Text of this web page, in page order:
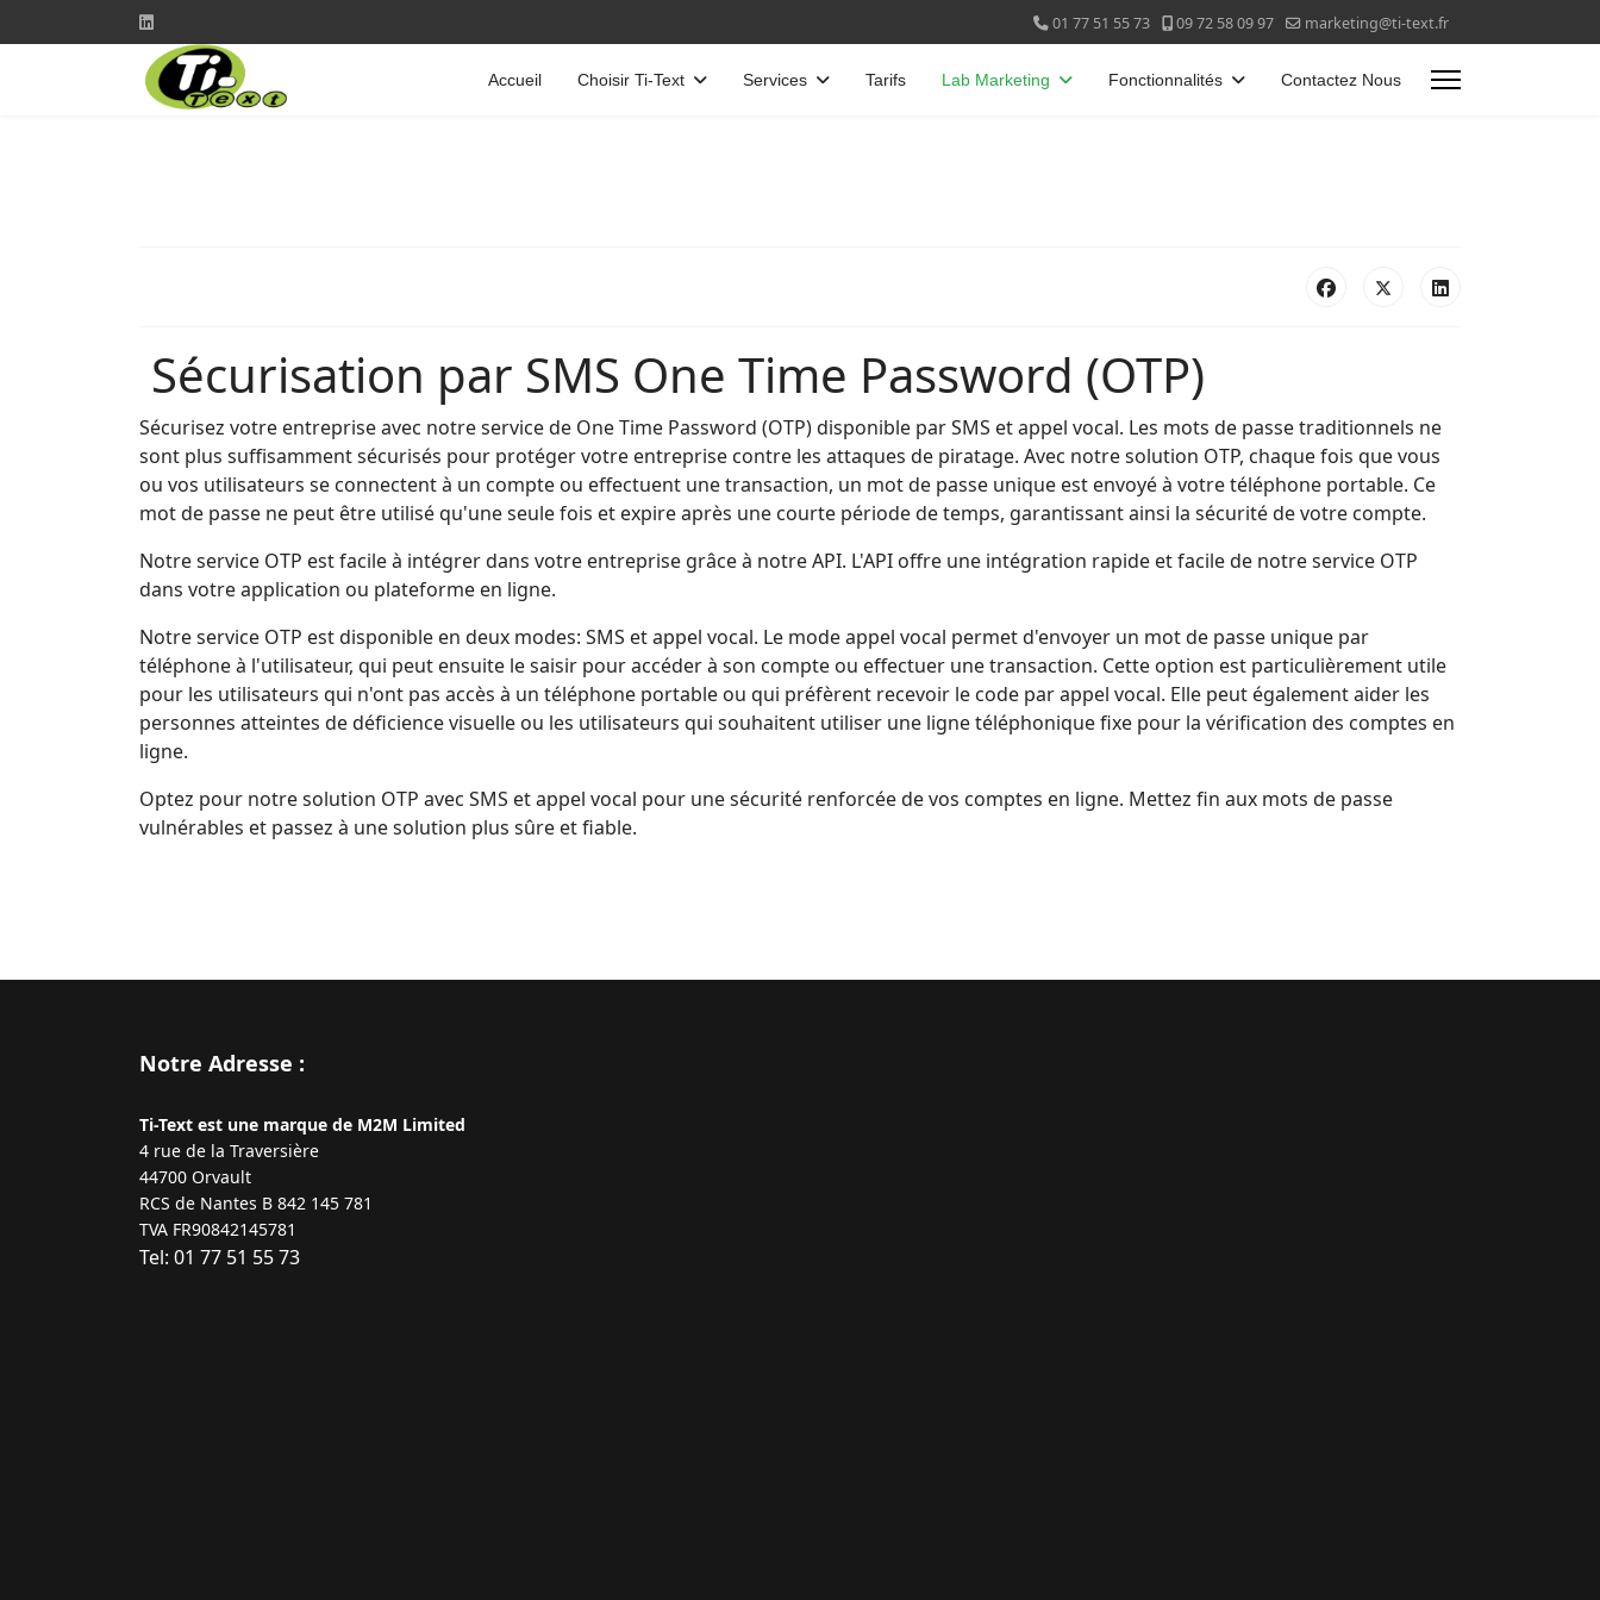
01 77 51 55 73 09 72 58 09 97 marketing@ti-text.fr
Accueil Choisir Ti-Text Services Tarifs Lab Marketing Fonctionnalités Contactez Nous
Sécurisation par SMS One Time Password (OTP)
Sécurisez votre entreprise avec notre service de One Time Password (OTP) disponible par SMS et appel vocal. Les mots de passe traditionnels ne
sont plus suffisamment sécurisés pour protéger votre entreprise contre les attaques de piratage. Avec notre solution OTP, chaque fois que vous
ou vos utilisateurs se connectent à un compte ou effectuent une transaction, un mot de passe unique est envoyé à votre téléphone portable. Ce
mot de passe ne peut être utilisé qu'une seule fois et expire après une courte période de temps, garantissant ainsi la sécurité de votre compte.
Notre service OTP est facile à intégrer dans votre entreprise grâce à notre API. L'API offre une intégration rapide et facile de notre service OTP
dans votre application ou plateforme en ligne.
Notre service OTP est disponible en deux modes: SMS et appel vocal. Le mode appel vocal permet d'envoyer un mot de passe unique par
téléphone à l'utilisateur, qui peut ensuite le saisir pour accéder à son compte ou effectuer une transaction. Cette option est particulièrement utile
pour les utilisateurs qui n'ont pas accès à un téléphone portable ou qui préfèrent recevoir le code par appel vocal. Elle peut également aider les
personnes atteintes de déficience visuelle ou les utilisateurs qui souhaitent utiliser une ligne téléphonique fixe pour la vérification des comptes en
ligne.
Optez pour notre solution OTP avec SMS et appel vocal pour une sécurité renforcée de vos comptes en ligne. Mettez fin aux mots de passe
vulnérables et passez à une solution plus sûre et fiable.
Notre Adresse :
Ti-Text est une marque de M2M Limited
4 rue de la Traversière
44700 Orvault
RCS de Nantes B 842 145 781
TVA FR90842145781
Tel: 01 77 51 55 73